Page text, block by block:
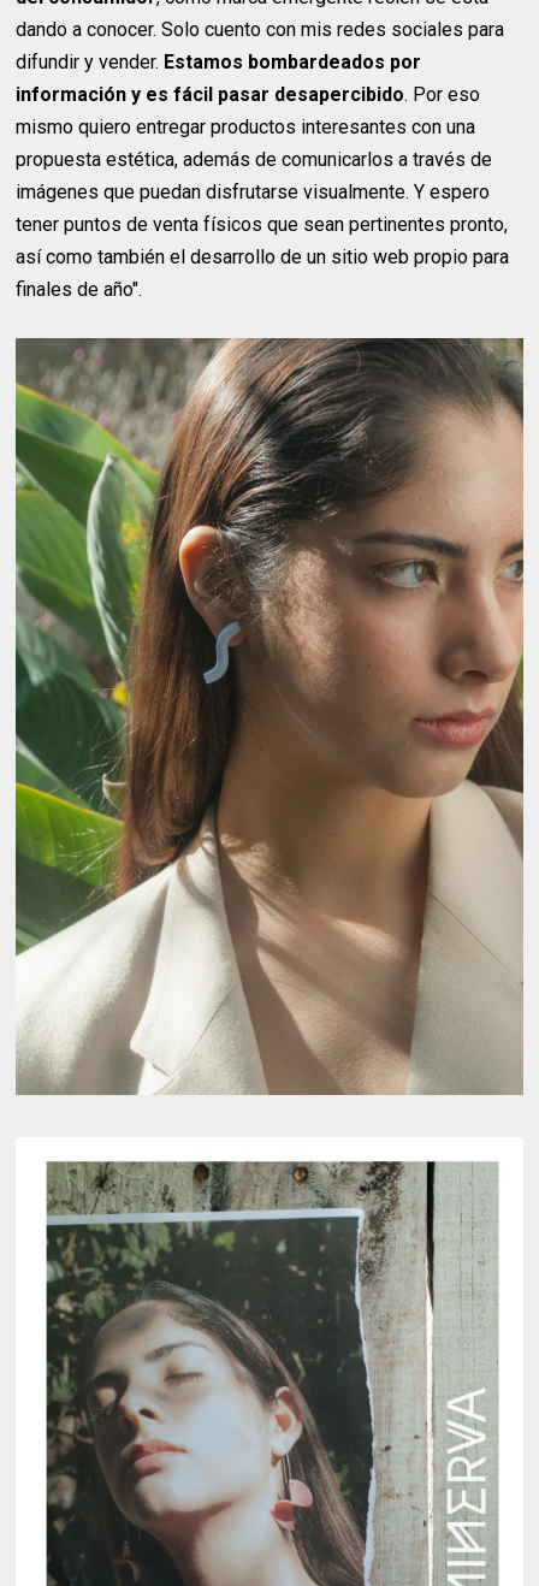
dando a conocer. Solo cuento con mis redes sociales para
difundir y vender. Estamos bombardeados por
información y es fácil pasar desapercibido. Por eso
mismo quiero entregar productos interesantes con una
propuesta estética, además de comunicarlos a través de
imágenes que puedan disfrutarse visualmente. Y espero
tener puntos de venta físicos que sean pertinentes pronto,
así como también el desarrollo de un sitio web propio para
finales de año".